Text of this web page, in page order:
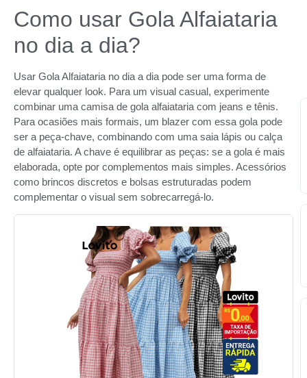
Como usar Gola Alfaiataria
no dia a dia?
Usar Gola Alfaiataria no dia a dia pode ser uma forma de
elevar qualquer look. Para um visual casual, experimente
combinar uma camisa de gola alfaiataria com jeans e tênis.
Para ocasiões mais formais, um blazer com essa gola pode
ser a peça-chave, combinando com uma saia lápis ou calça
de alfaiataria. A chave é equilibrar as peças: se a gola é mais
elaborada, opte por complementos mais simples. Acessórios
como brincos discretos e bolsas estruturadas podem
complementar o visual sem sobrecarregá-lo.